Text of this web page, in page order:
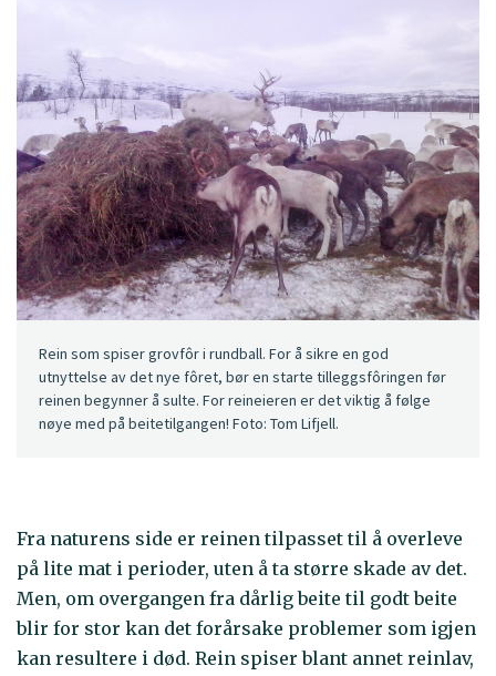
Rein som spiser grovfôr i rundball. For å sikre en god
utnyttelse av det nye fôret, bør en starte tilleggsfôringen før
reinen begynner å sulte. For reineieren er det viktig å følge
nøye med på beitetilgangen! Foto: Tom Lifjell.
Fra naturens side er reinen tilpasset til å overleve
på lite mat i perioder, uten å ta større skade av det.
Men, om overgangen fra dårlig beite til godt beite
blir for stor kan det forårsake problemer som igjen
kan resultere i død. Rein spiser blant annet reinlav,